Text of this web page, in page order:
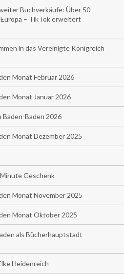
Buchverkäufe: Über 50
– TikTok erweitert
in das Vereinigte Königreich
Monat Februar 2026
Monat Januar 2026
Baden-Baden 2026
Monat Dezember 2025
Geschenk
Monat November 2025
Monat Oktober 2025
als Bücherhauptstadt
Heidenreich